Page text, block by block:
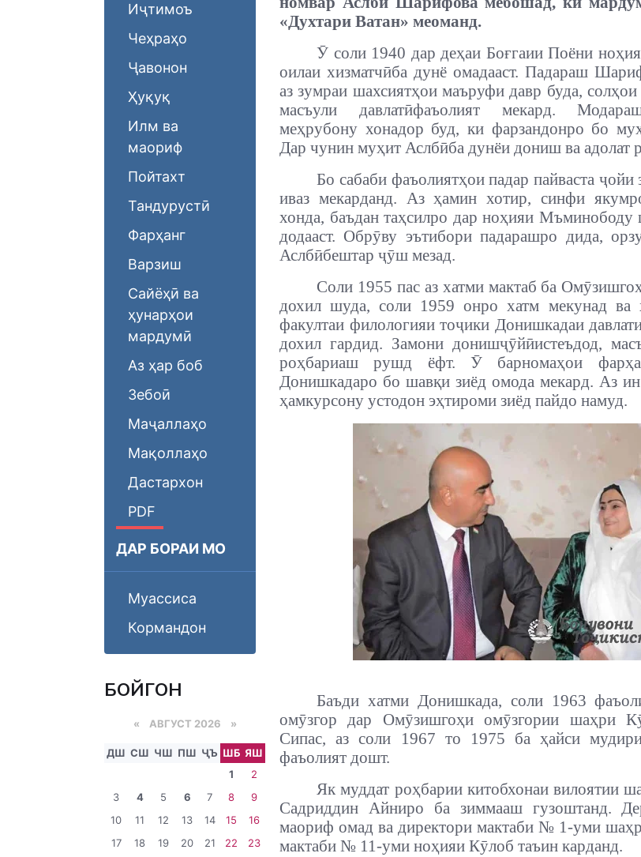
Иҷтимоъ
Чеҳраҳо
Ҷавонон
Ҳуқуқ
Илм ва
маориф
Пойтахт
Тандурустӣ
Фарҳанг
Варзиш
Сайёҳӣ ва
ҳунарҳои
мардумӣ
Аз ҳар боб
Зебоӣ
Маҷаллаҳо
Мақоллаҳо
Дастархон
PDF
ДАР БОРАИ МО
Муассиса
Кормандон
БОЙГОНӢ
« АВГУСТ 2026 »
ДШ СШ ЧШ ПШ ҶЪ ШБ ЯШ
1
2
3
4 5 6 7 8
9
10
11 12 13 14 15
16
17
18 19 20 21 22
23
«Духтари Ватан» меоманд.
Ӯ соли 1940 дар деҳаи Боғгаии Поёни
оилаи хизматчӣба дунё омадааст. Падараш
аз зумраи шахсиятҳои маъруфи давр буда,
масъули давлатӣфаъолият мекард.
меҳрубону хонадор буд, ки фарзандонро бо
Дар чунин муҳит Аслбӣба дунёи дониш ва адолат
Бо сабаби фаъолиятҳои падар пайваста ҷойи
иваз мекарданд. Аз ҳамин хотир, синфи
хонда, баъдан таҳсилро дар ноҳияи
додааст. Обрӯву эътибори падарашро дида,
Аслбӣбештар ҷӯш мезад.
Соли 1955 пас аз хатми мактаб ба
дохил шуда, соли 1959 онро хатм мекунад ва
факултаи филологияи тоҷики Донишкадаи
дохил гардид. Замони донишҷӯйӣистеъдод,
роҳбариаш рушд ёфт. Ӯ барномаҳои
Донишкадаро бо шавқи зиёд омода мекард. Аз
ҳамкурсону устодон эҳтироми зиёд пайдо намуд.
Баъди хатми Донишкада, соли 1963
омӯзгор дар Омӯзишгоҳи омӯзгории шаҳри
Сипас, аз соли 1967 то 1975 ба ҳайси
фаъолият дошт.
Як муддат роҳбарии китобхонаи вилоятии
Садриддин Айниро ба зиммааш гузоштанд.
маориф омад ва директори мактаби № 1-уми
мактаби № 11-уми ноҳияи Кӯлоб таъин карданд.